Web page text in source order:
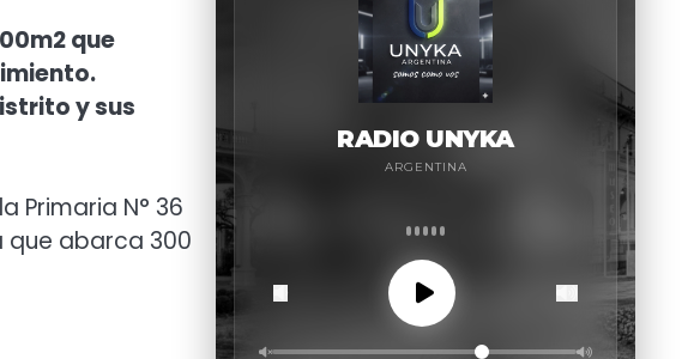
que
y sus
Primaria N° 36
que abarca 300